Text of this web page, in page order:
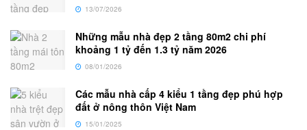
13/07/2026
Những mẫu nhà đẹp 2 tầng 80m2 chi phí
khoảng 1 tỷ đến 1.3 tỷ năm 2026
08/01/2026
Các mẫu nhà cấp 4 kiểu 1 tầng đẹp phú hợp
đất ở nông thôn Việt Nam
15/01/2025